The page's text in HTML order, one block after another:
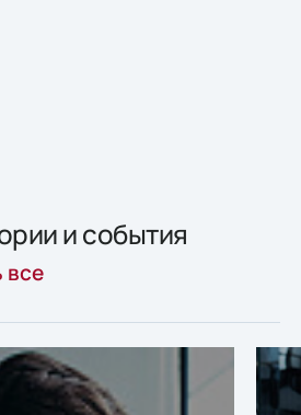
и события
все